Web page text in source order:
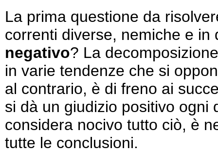
La prima questione da
correnti diverse, nemiche e
negativo? La
in varie tendenze che si
al contrario, è di freno ai
si dà un giudizio positivo ogni
considera nocivo tutto ciò, è
tutte le conclusioni.